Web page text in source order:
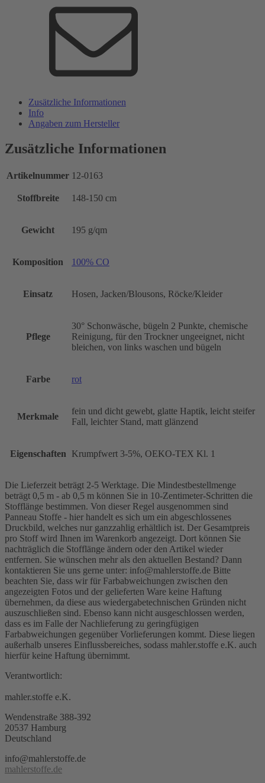
Zusätzliche Informationen
Info
Angaben zum Hersteller
Zusätzliche Informationen
Artikelnummer 12-0163
Stoffbreite 148-150 cm
Gewicht 195 g/qm
Komposition 100% CO
Einsatz Hosen, Jacken/Blousons, Röcke/Kleider
Pflege
30° Schonwäsche, bügeln 2 Punkte, chemische
Reinigung, für den Trockner ungeeignet, nicht
bleichen, von links waschen und bügeln
Farbe rot
Merkmale
fein und dicht gewebt, glatte Haptik, leicht steifer
Fall, leichter Stand, matt glänzend
Eigenschaften Krumpfwert 3-5%, OEKO-TEX Kl. 1
Die Lieferzeit beträgt 2-5 Werktage. Die Mindestbestellmenge
beträgt 0,5 m - ab 0,5 m können Sie in 10-Zentimeter-Schritten die
Stofflänge bestimmen. Von dieser Regel ausgenommen sind
Panneau Stoffe - hier handelt es sich um ein abgeschlossenes
Druckbild, welches nur ganzzahlig erhältlich ist. Der Gesamtpreis
pro Stoff wird Ihnen im Warenkorb angezeigt. Dort können Sie
nachträglich die Stofflänge ändern oder den Artikel wieder
entfernen. Sie wünschen mehr als den aktuellen Bestand? Dann
kontaktieren Sie uns gerne unter: info@mahlerstoffe.de Bitte
beachten Sie, dass wir für Farbabweichungen zwischen den
angezeigten Fotos und der gelieferten Ware keine Haftung
übernehmen, da diese aus wiedergabetechnischen Gründen nicht
auszuschließen sind. Ebenso kann nicht ausgeschlossen werden,
dass es im Falle der Nachlieferung zu geringfügigen
Farbabweichungen gegenüber Vorlieferungen kommt. Diese liegen
außerhalb unseres Einflussbereiches, sodass mahler.stoffe e.K. auch
hierfür keine Haftung übernimmt.
Verantwortlich:
mahler.stoffe e.K.
Wendenstraße 388-392
20537 Hamburg
Deutschland
info@mahlerstoffe.de
mahlerstoffe.de